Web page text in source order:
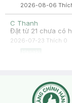
2026-08-06
C Thanh
Đặt từ 21 chưa có
2026-07-23 Thích 0
Dạ bạn có thể